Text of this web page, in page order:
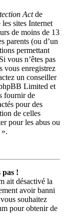
Actde
sites Internet
de moins de 13
parents (ou d’un
permettant
vous n’êtes pas
vous enregistrez
un conseiller
Limited et
fournir de
pour des
de celles
pour les abus ou
pas !
ait désactivé la
avoir banni
souhaitez
pour obtenir de